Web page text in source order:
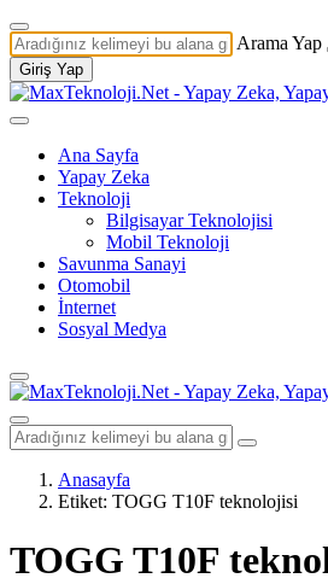
Arama Yap
Giriş Yap
Ana Sayfa
Yapay Zeka
Teknoloji
Bilgisayar Teknolojisi
Mobil Teknoloji
Savunma Sanayi
Otomobil
İnternet
Sosyal Medya
Anasayfa
Etiket: TOGG T10F teknolojisi
TOGG T10F